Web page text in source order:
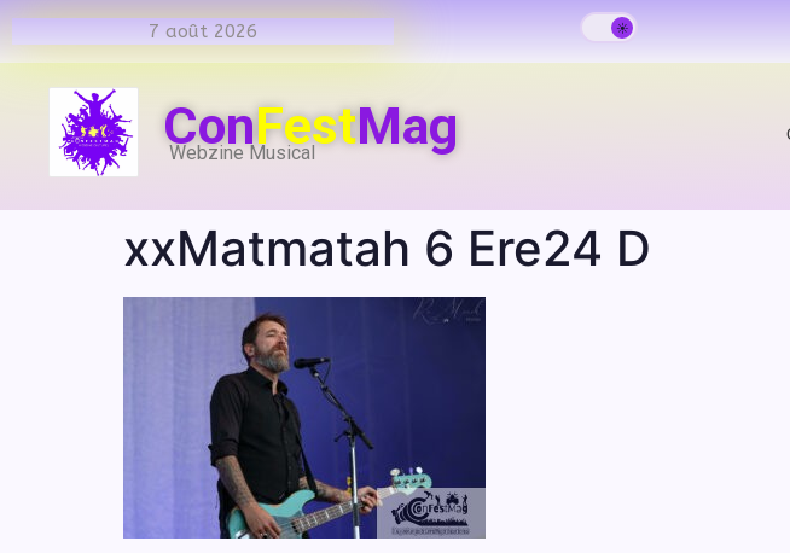
7 août 2026
ConFestMag
Webzine Musical
xxMatmatah 6 Ere24 D